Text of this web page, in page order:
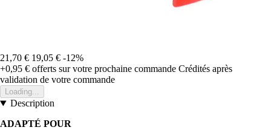
21,70 € 19,05 € -12%
+0,95 € offerts sur votre prochaine commande Crédités après
validation de votre commande
Loading...
Description
ADAPTÉ POUR